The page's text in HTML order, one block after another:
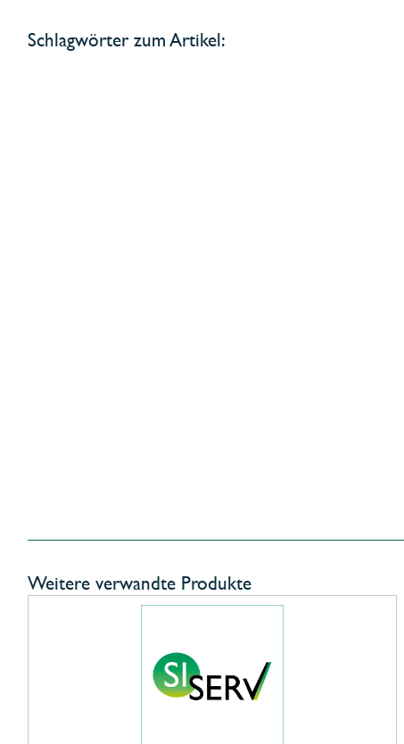
Schlagwörter zum Artikel:
Weitere verwandte Produkte